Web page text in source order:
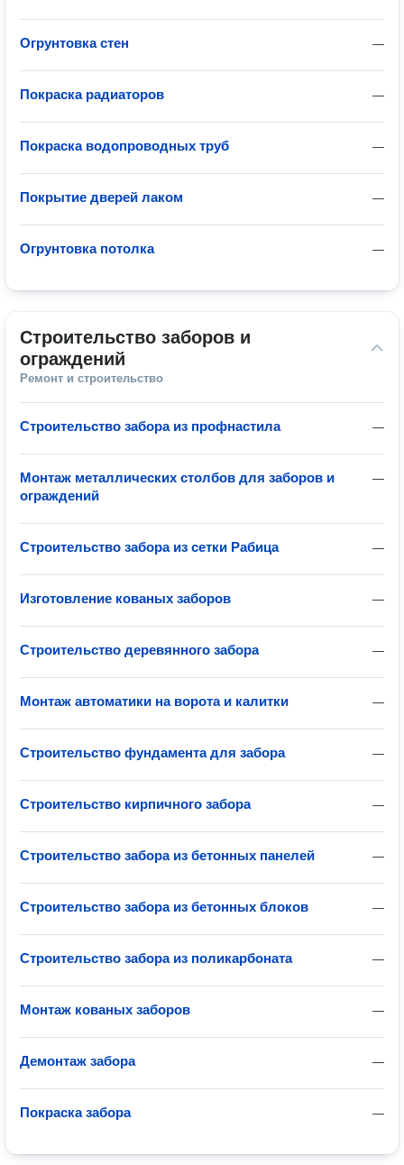
—
Огрунтовка стен
—
Покраска радиаторов
—
Покраска водопроводных труб
—
Покрытие дверей лаком
—
Огрунтовка потолка
Строительство заборов и
ограждений
Ремонт и строительство
—
Строительство забора из профнастила
—
Монтаж металлических столбов для заборов и
ограждений
—
Строительство забора из сетки Рабица
—
Изготовление кованых заборов
—
Строительство деревянного забора
—
Монтаж автоматики на ворота и калитки
—
Строительство фундамента для забора
—
Строительство кирпичного забора
—
Строительство забора из бетонных панелей
—
Строительство забора из бетонных блоков
—
Строительство забора из поликарбоната
—
Монтаж кованых заборов
—
Демонтаж забора
—
Покраска забора